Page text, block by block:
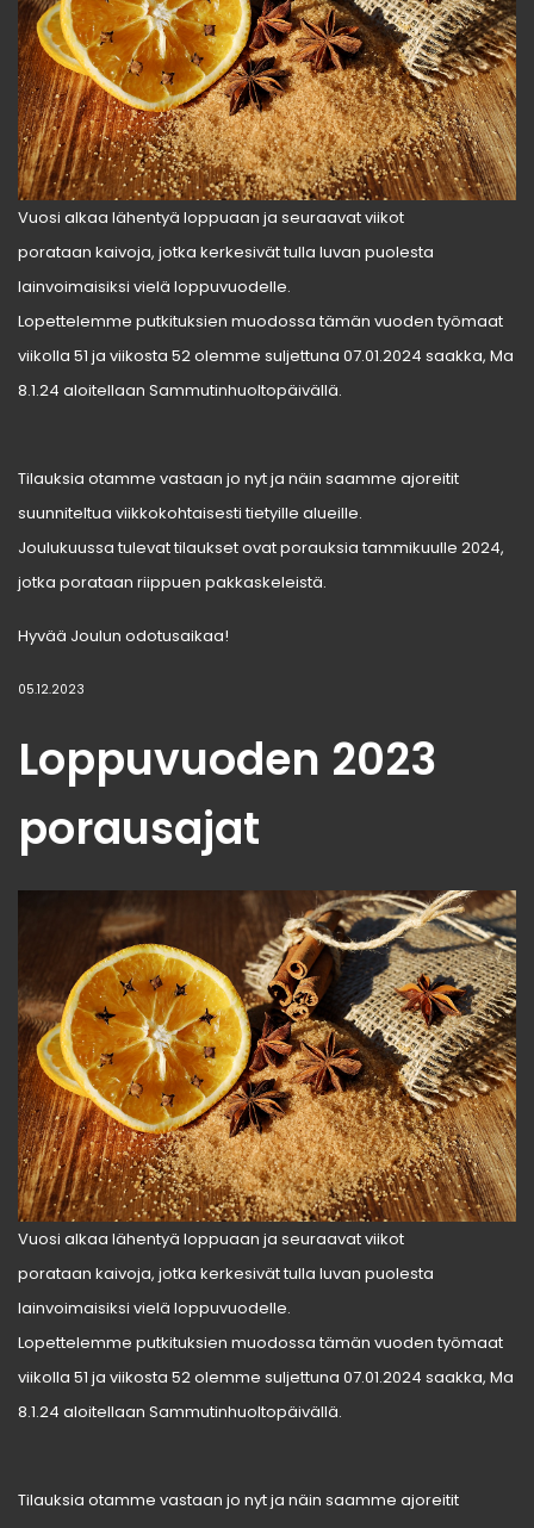
Vuosi alkaa lähentyä loppuaan ja seuraavat viikot
porataan kaivoja, jotka kerkesivät tulla luvan puolesta
lainvoimaisiksi vielä loppuvuodelle.
Lopettelemme putkituksien muodossa tämän vuoden työmaat
viikolla 51 ja viikosta 52 olemme suljettuna 07.01.2024 saakka, Ma
8.1.24 aloitellaan Sammutinhuoltopäivällä.
Tilauksia otamme vastaan jo nyt ja näin saamme ajoreitit
suunniteltua viikkokohtaisesti tietyille alueille.
Joulukuussa tulevat tilaukset ovat porauksia tammikuulle 2024,
jotka porataan riippuen pakkaskeleistä.
Hyvää Joulun odotusaikaa!
05.12.2023
Loppuvuoden 2023
porausajat
Vuosi alkaa lähentyä loppuaan ja seuraavat viikot
porataan kaivoja, jotka kerkesivät tulla luvan puolesta
lainvoimaisiksi vielä loppuvuodelle.
Lopettelemme putkituksien muodossa tämän vuoden työmaat
viikolla 51 ja viikosta 52 olemme suljettuna 07.01.2024 saakka, Ma
8.1.24 aloitellaan Sammutinhuoltopäivällä.
Tilauksia otamme vastaan jo nyt ja näin saamme ajoreitit